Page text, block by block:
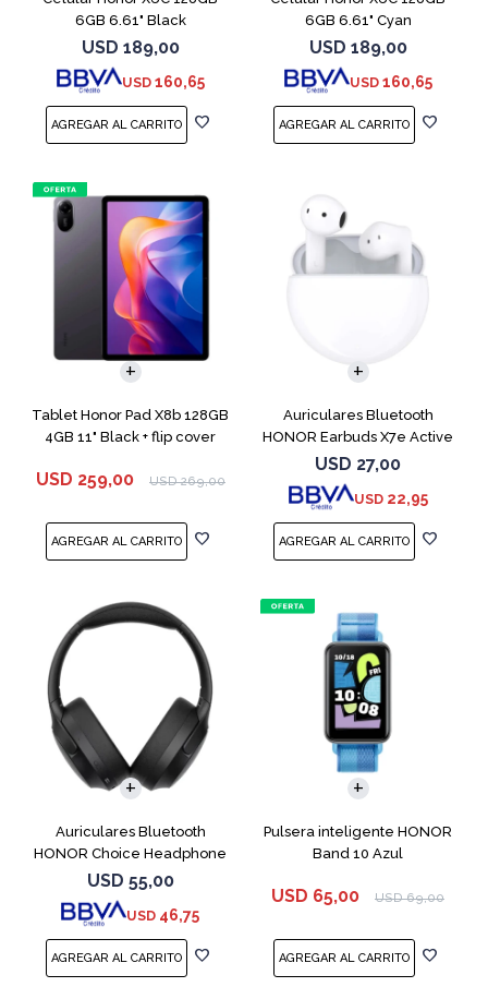
6GB 6.61" Black
USD 189,00
USD 160,65
6GB 6.61" Cyan
USD 189,00
USD 160,65
Tablet Honor Pad X8b 128GB
4GB 11" Black + flip cover
USD 259,00 USD 269,00
Auriculares Bluetooth
HONOR Earbuds X7e Active
TWS White
USD 27,00
USD 22,95
Auriculares Bluetooth
HONOR Choice Headphone
Black
USD 55,00
USD 46,75
Pulsera inteligente HONOR
Band 10 Azul
USD 65,00 USD 69,00